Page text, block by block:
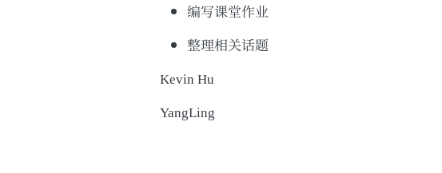
编写课堂作业
整理相关话题
Kevin Hu
YangLing